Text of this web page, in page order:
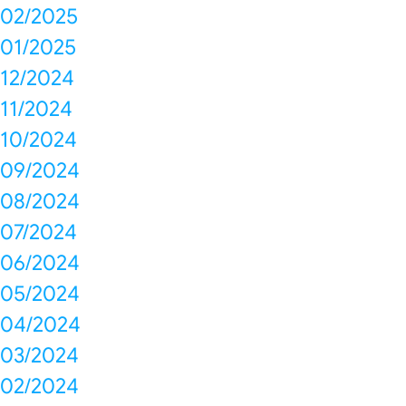
02/2025
01/2025
12/2024
11/2024
10/2024
09/2024
08/2024
07/2024
06/2024
05/2024
04/2024
03/2024
02/2024